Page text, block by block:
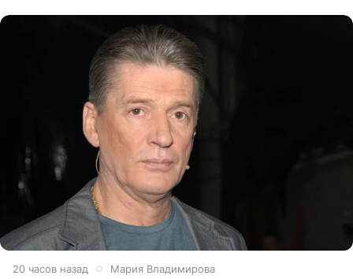
20 часов назад Мария Владимирова